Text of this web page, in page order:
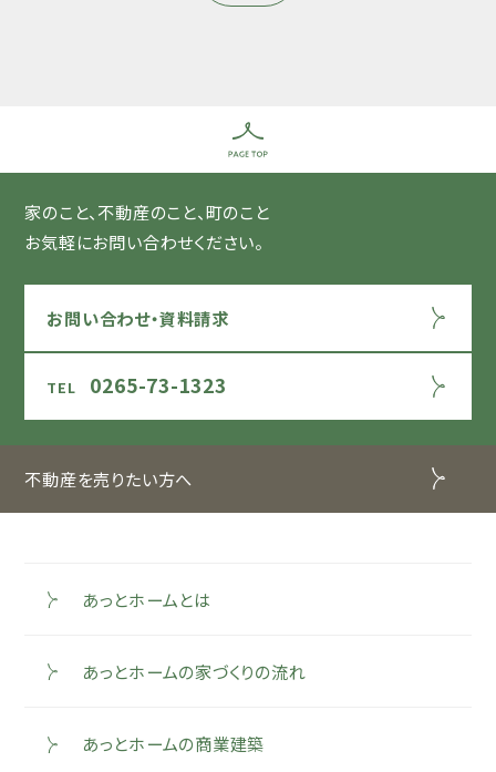
家のこと、不動産のこと、町のこと
お気軽にお問い合わせください。
お問い合わせ・資料請求
0265-73-1323
不動産を売りたい方へ
あっとホームとは
あっとホームの家づくりの流れ
あっとホームの商業建築